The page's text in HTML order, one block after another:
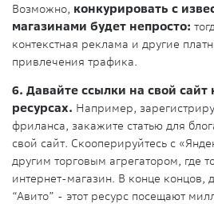
Возможно, конкурировать с
магазинами будет непросто:
контекстная реклама и другие
привлечения трафика.
6. Давайте ссылки на свой
ресурсах. Например,
фриланса, закажите статью для
свой сайт. Скооперируйтесь с
другим торговым агрегатором, где
интернет-магазин. В конце концов,
“Авито” - этот ресурс посещают